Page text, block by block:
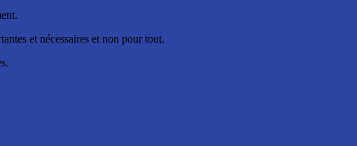
et nécessaires et non pour tout.